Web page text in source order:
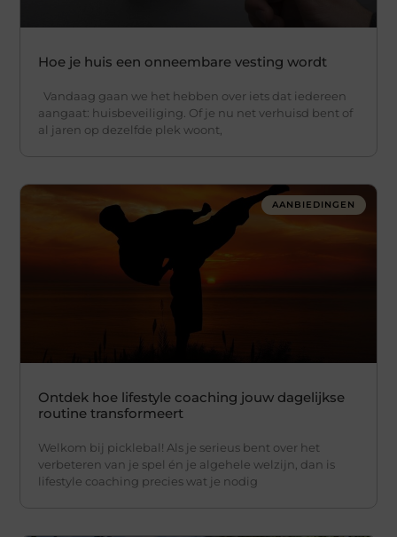
Hoe je huis een onneembare vesting wordt
Vandaag gaan we het hebben over iets dat iedereen
aangaat: huisbeveiliging. Of je nu net verhuisd bent of
al jaren op dezelfde plek woont,
AANBIEDINGEN
Ontdek hoe lifestyle coaching jouw dagelijkse
routine transformeert
Welkom bij picklebal! Als je serieus bent over het
verbeteren van je spel én je algehele welzijn, dan is
lifestyle coaching precies wat je nodig